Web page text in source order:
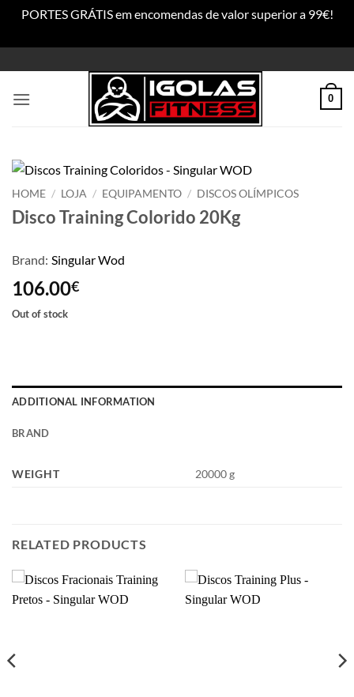
PORTES GRÁTIS em encomendas de valor superior a 99€!
to
content
0
HOME / LOJA / EQUIPAMENTO / DISCOS OLÍMPICOS
Disco Training Colorido 20Kg
Brand: Singular Wod
106.00€
Out of stock
ADDITIONAL INFORMATION
BRAND
WEIGHT 20000 g
RELATED PRODUCTS